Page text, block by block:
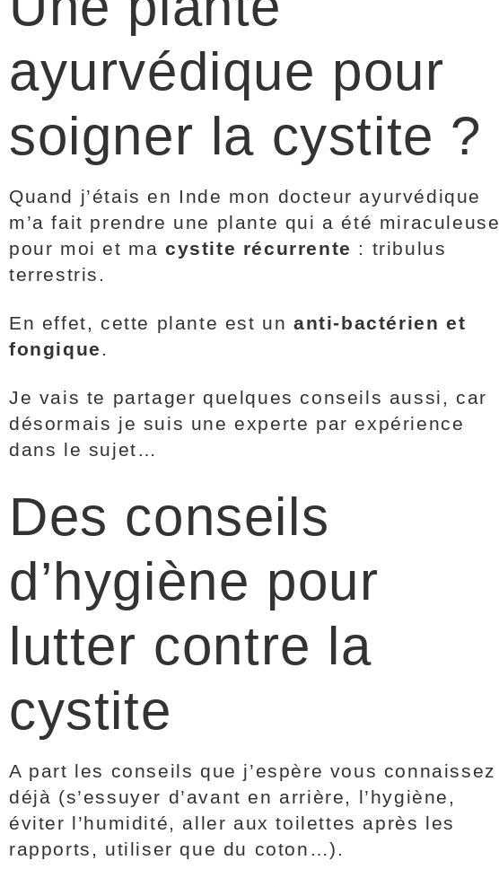
ayurvédique pour
soigner la cystite ?
Quand j’étais en Inde mon docteur ayurvédique
m’a fait prendre une plante qui a été miraculeuse
pour moi et macystite récurrente : tribulus
terrestris.
En effet, cette plante est un anti-bactérien et
fongique .
Je vais te partager quelques conseils aussi, car
désormais je suis une experte par expérience
dans le sujet…
Des conseils
d’hygiène pour
lutter contre la
cystite
A part les conseils que j’espère vous connaissez
déjà (s’essuyer d’avant en arrière, l’hygiène,
éviter l’humidité, aller aux toilettes après les
rapports, utiliser que du coton…).